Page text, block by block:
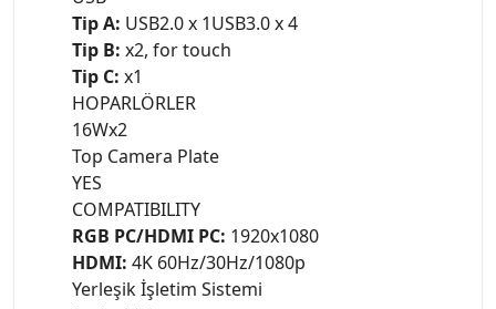
Tip A: USB2.0 x 1USB3.0 x 4
Tip B: x2, for touch
Tip C: x1
HOPARLÖRLER
16Wx2
Top Camera Plate
YES
COMPATIBILITY
RGB PC/HDMI PC: 1920x1080
HDMI: 4K 60Hz/30Hz/1080p
Yerleşik İşletim Sistemi